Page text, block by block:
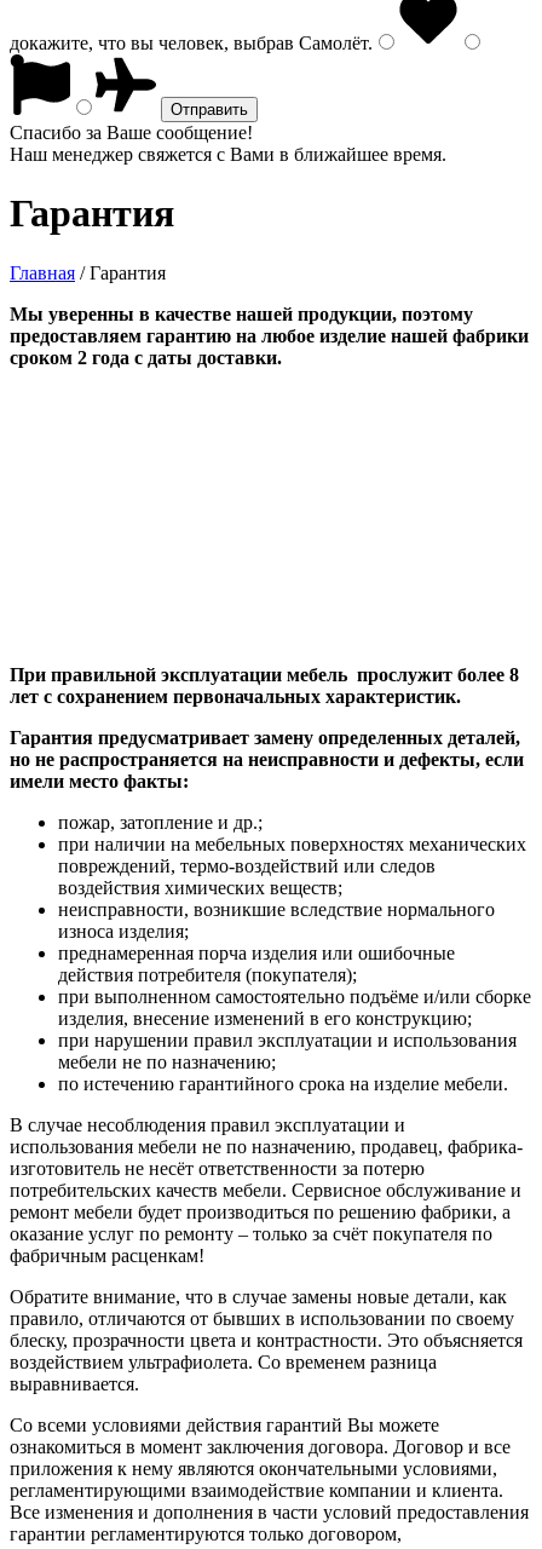
докажите, что вы человек, выбрав Самолёт.
Спасибо за Ваше сообщение!
Наш менеджер свяжется с Вами в ближайшее время.
Гарантия
Главная /Гарантия
Мы уверенны в качестве нашей продукции, поэтому
предоставляем гарантию на любое изделие нашей фабрики
сроком 2 года с даты доставки.
При правильной эксплуатации мебель прослужит более 8
лет с сохранением первоначальных характеристик.
Гарантия предусматривает замену определенных деталей,
но не распространяется на неисправности и дефекты, если
имели место факты:
пожар, затопление и др.;
при наличии на мебельных поверхностях механических
повреждений, термо-воздействий или следов
воздействия химических веществ;
неисправности, возникшие вследствие нормального
износа изделия;
преднамеренная порча изделия или ошибочные
действия потребителя (покупателя);
при выполненном самостоятельно подъёме и/или сборке
изделия, внесение изменений в его конструкцию;
при нарушении правил эксплуатации и использования
мебели не по назначению;
по истечению гарантийного срока на изделие мебели.
В случае несоблюдения правил эксплуатации и
использования мебели не по назначению, продавец, фабрика-
изготовитель не несёт ответственности за потерю
потребительских качеств мебели. Сервисное обслуживание и
ремонт мебели будет производиться по решению фабрики, а
оказание услуг по ремонту – только за счёт покупателя по
фабричным расценкам!
Обратите внимание, что в случае замены новые детали, как
правило, отличаются от бывших в использовании по своему
блеску, прозрачности цвета и контрастности. Это объясняется
воздействием ультрафиолета. Со временем разница
выравнивается.
Со всеми условиями действия гарантий Вы можете
ознакомиться в момент заключения договора. Договор и все
приложения к нему являются окончательными условиями,
регламентирующими взаимодействие компании и клиента.
Все изменения и дополнения в части условий предоставления
гарантии регламентируются только договором,